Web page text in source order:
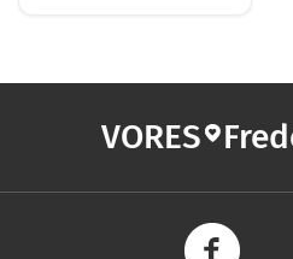
VORES